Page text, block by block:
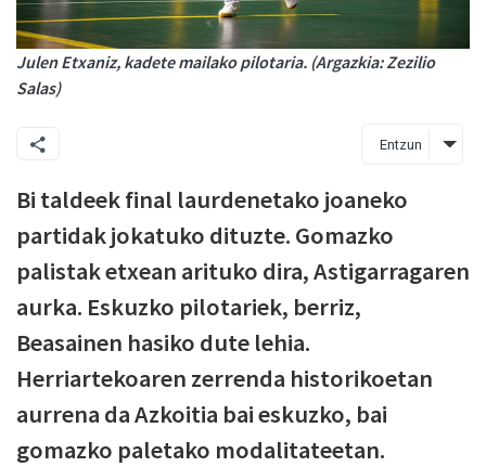
Julen Etxaniz, kadete mailako pilotaria. (Argazkia: Zezilio
Salas)
Entzun
Bi taldeek final laurdenetako joaneko
partidak jokatuko dituzte. Gomazko
palistak etxean arituko dira, Astigarragaren
aurka. Eskuzko pilotariek, berriz,
Beasainen hasiko dute lehia.
Herriartekoaren zerrenda historikoetan
aurrena da Azkoitia bai eskuzko, bai
gomazko paletako modalitateetan.